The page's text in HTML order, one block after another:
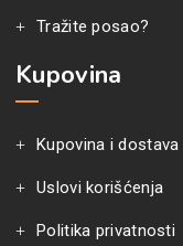
Tražite posao?
Kupovina
Kupovina i dostava
Uslovi korišćenja
Politika privatnosti